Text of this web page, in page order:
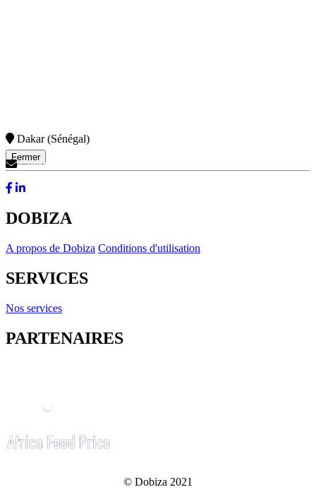
Fermer
Dakar (Sénégal)
Contactez-Nous
DOBIZA
A propos de Dobiza Conditions d'utilisation
SERVICES
Nos services
PARTENAIRES
© Dobiza 2021